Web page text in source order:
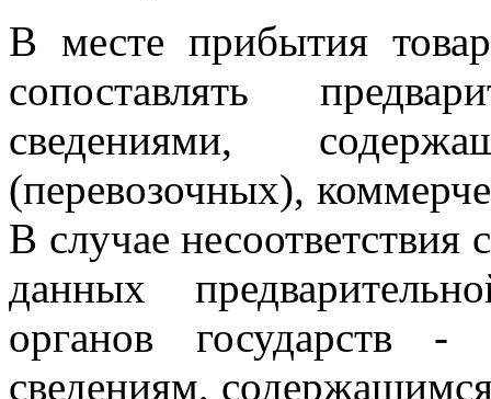
В месте прибытия
сопоставлять
сведениями,
(перевозочных),
В случае несоответствия
данных
органов государств -
сведениям,